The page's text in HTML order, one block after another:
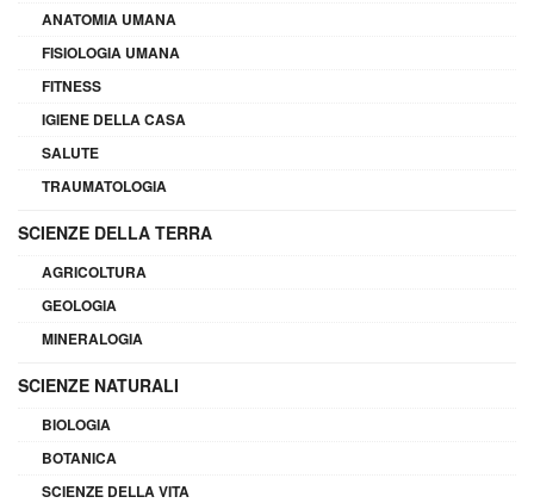
ANATOMIA UMANA
FISIOLOGIA UMANA
FITNESS
IGIENE DELLA CASA
SALUTE
TRAUMATOLOGIA
SCIENZE DELLA TERRA
AGRICOLTURA
GEOLOGIA
MINERALOGIA
SCIENZE NATURALI
BIOLOGIA
BOTANICA
SCIENZE DELLA VITA